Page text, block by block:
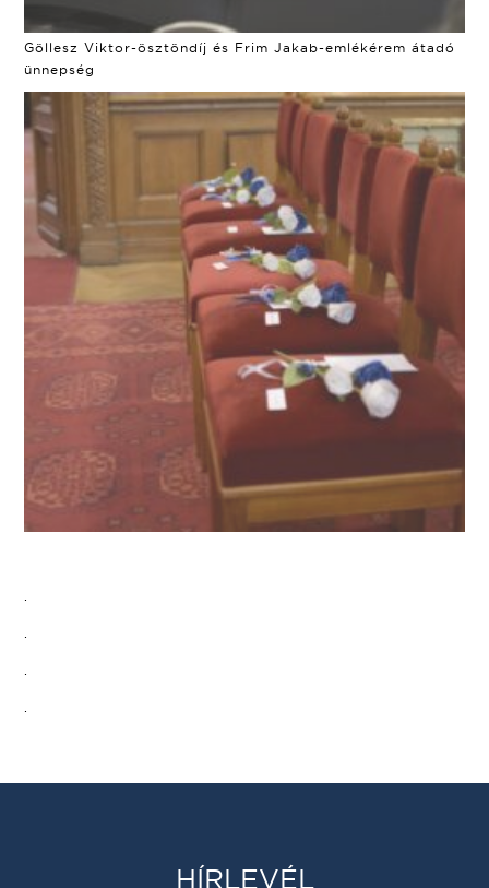
Göllesz Viktor-ösztöndíj és Frim Jakab-emlékérem átadó
ünnepség
.
.
.
.
HÍRLEVÉL